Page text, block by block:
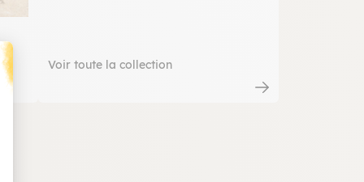
Voir toute la collection